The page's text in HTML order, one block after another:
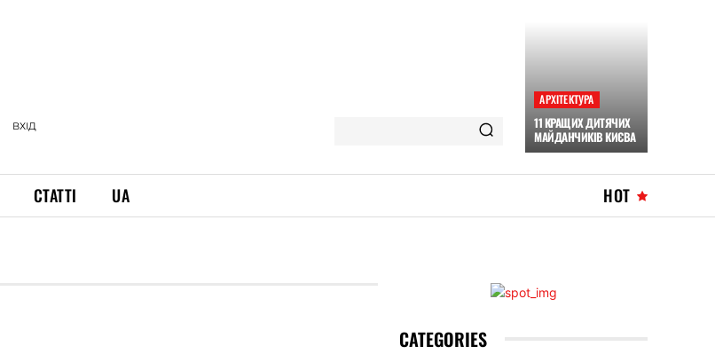
ВХІД
АРХІТЕКТУРА
11 КРАЩИХ ДИТЯЧИХ
МАЙДАНЧИКІВ КИЄВА
СТАТТІ UA HOT
CATEGORIES